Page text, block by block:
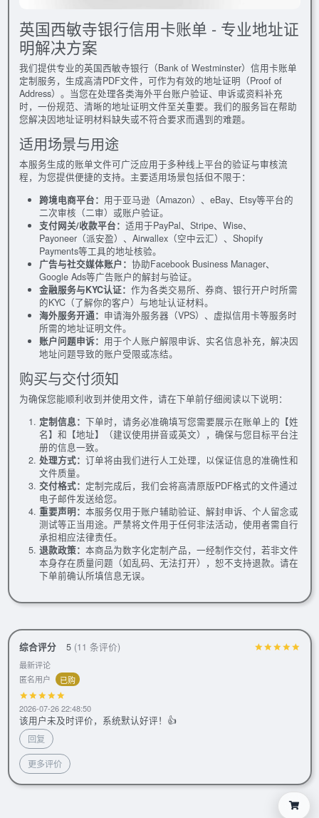
英国西敏寺银行信用卡账单 - 专业地址证
明解决方案
我们提供专业的英国西敏寺银行（Bank of Westminster）信用卡账单
定制服务，生成高清PDF文件，可作为有效的地址证明（Proof of
Address）。当您在处理各类海外平台账户验证、申诉或资料补充
时，一份规范、清晰的地址证明文件至关重要。我们的服务旨在帮助
您解决因地址证明材料缺失或不符合要求而遇到的难题。
适用场景与用途
本服务生成的账单文件可广泛应用于多种线上平台的验证与审核流
程，为您提供便捷的支持。主要适用场景包括但不限于：
跨境电商平台： 用于亚马逊（Amazon）、eBay、Etsy等平台的
二次审核（二审）或账户验证。
支付网关/收款平台： 适用于PayPal、Stripe、Wise、
Payoneer（派安盈）、Airwallex（空中云汇）、Shopify
Payments等工具的地址核验。
广告与社交媒体账户： 协助Facebook Business Manager、
Google Ads等广告账户的解封与验证。
金融服务与KYC认证： 作为各类交易所、券商、银行开户时所需
的KYC（了解你的客户）与地址认证材料。
海外服务开通： 申请海外服务器（VPS）、虚拟信用卡等服务时
所需的地址证明文件。
账户问题申诉： 用于个人账户解限申诉、实名信息补充，解决因
地址问题导致的账户受限或冻结。
购买与交付须知
为确保您能顺利收到并使用文件，请在下单前仔细阅读以下说明：
定制信息： 下单时，请务必准确填写您需要展示在账单上的【姓
名】和【地址】（建议使用拼音或英文），确保与您目标平台注
册的信息一致。
处理方式： 订单将由我们进行人工处理，以保证信息的准确性和
文件质量。
交付格式： 定制完成后，我们会将高清原版PDF格式的文件通过
电子邮件发送给您。
重要声明： 本服务仅用于账户辅助验证、解封申诉、个人留念或
测试等正当用途。严禁将文件用于任何非法活动，使用者需自行
承担相应法律责任。
退款政策： 本商品为数字化定制产品，一经制作交付，若非文件
本身存在质量问题（如乱码、无法打开），恕不支持退款。请在
下单前确认所填信息无误。
综合评分 5 (11 条评价)
最新评论
匿名用户
已购
2026-07-26 22:48:50
该用户未及时评价，系统默认好评！👍
回复
更多评价